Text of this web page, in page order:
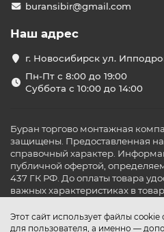
Этот сайт использует файлы
для пользователя, а именно —
buransibir@gmail.com
Наш адрес
г. Новосибирск ул.
Пн-Пт с 8:00 до 19:00
Суббота с 10:00 до 14:00
Буран торгово монтажная
защищены. Предоставленная
справочный характер.
публичной офертой,
437 ГК РФ. До оплаты товара
важных характеристиках в